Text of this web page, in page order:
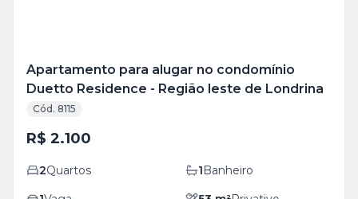
Apartamento para alugar no condomínio
Duetto Residence - Região leste de Londrina
Cód. 8115
R$ 2.100
2Quartos 1Banheiro